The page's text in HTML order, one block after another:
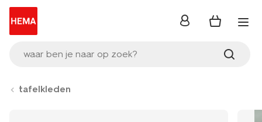
waar ben je naar op zoek?
inloggen
tafelkleden